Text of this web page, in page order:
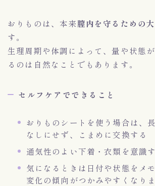
おりものは、本来膣内を守るための
す。
生理周期や体調によって、量や状態
るのは自然なことでもあります。
セルフケアでできること
おりものシートを使う場合は、
なしにせず、こまめに交換する
通気性のよい下着・衣類を意識
気になるときは日付や状態をメ
変化の傾向がつかみやすくなり